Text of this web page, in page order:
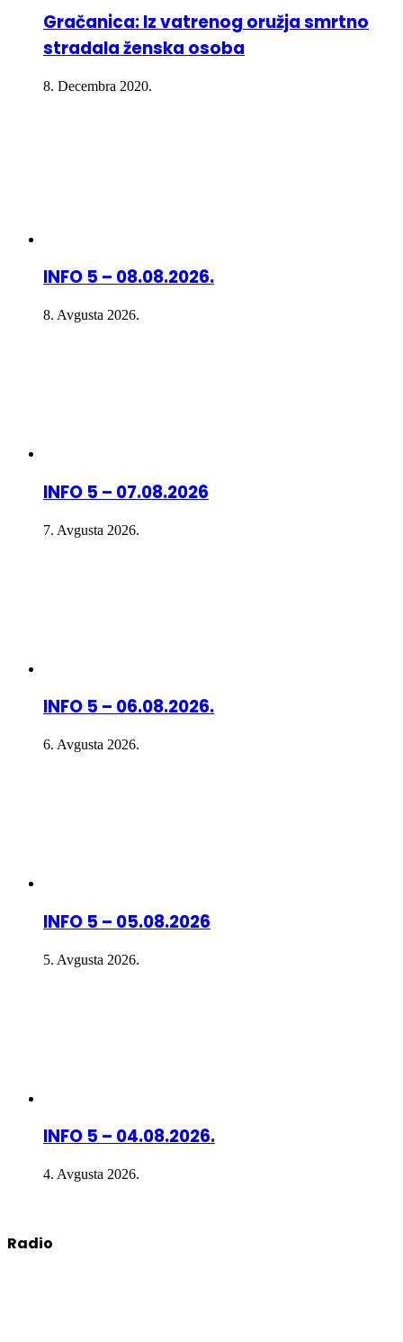
Gračanica: Iz vatrenog oružja smrtno
stradala ženska osoba
8. Decembra 2020.
INFO 5 – 08.08.2026.
8. Avgusta 2026.
INFO 5 – 07.08.2026
7. Avgusta 2026.
INFO 5 – 06.08.2026.
6. Avgusta 2026.
INFO 5 – 05.08.2026
5. Avgusta 2026.
INFO 5 – 04.08.2026.
4. Avgusta 2026.
Radio